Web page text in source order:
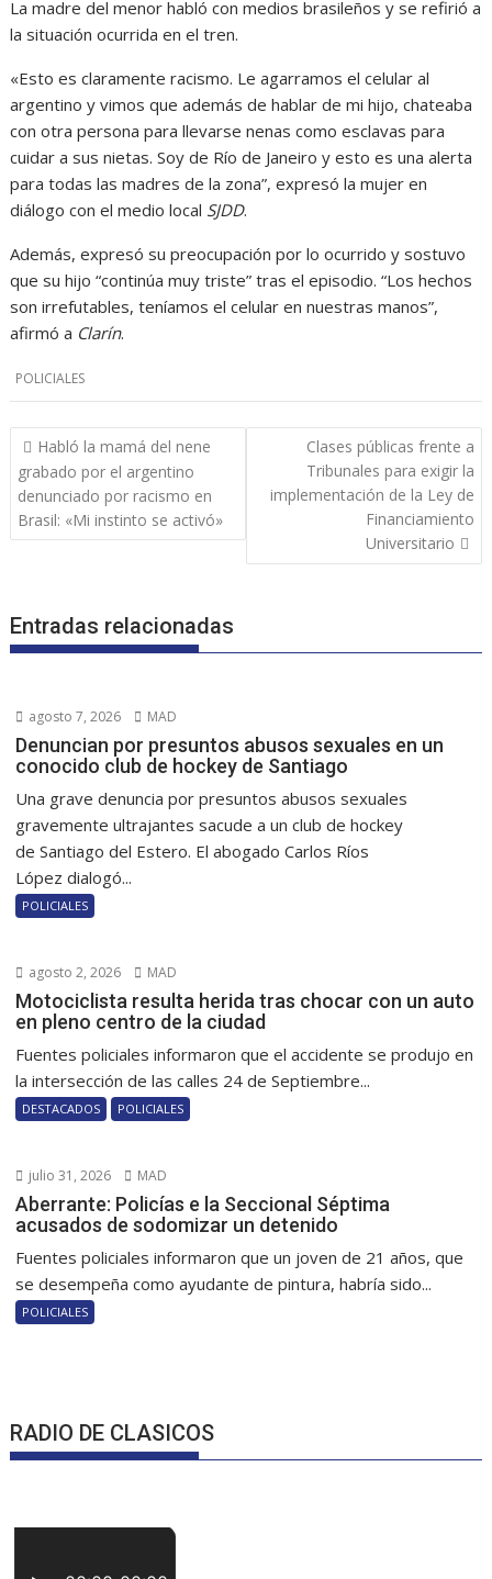
La madre del menor habló con medios brasileños y se refirió a
la situación ocurrida en el tren.
«Esto es claramente racismo. Le agarramos el celular al
argentino y vimos que además de hablar de mi hijo, chateaba
con otra persona para llevarse nenas como esclavas para
cuidar a sus nietas. Soy de Río de Janeiro y esto es una alerta
para todas las madres de la zona”, expresó la mujer en
diálogo con el medio local SJDD.
Además, expresó su preocupación por lo ocurrido y sostuvo
que su hijo “continúa muy triste” tras el episodio. “Los hechos
son irrefutables, teníamos el celular en nuestras manos”,
afirmó a Clarín.
POLICIALES
Navegación
de
entradas
Habló la mamá del nene
grabado por el argentino
denunciado por racismo en
Brasil: «Mi instinto se activó»
Clases públicas frente a
Tribunales para exigir la
implementación de la Ley de
Financiamiento
Universitario
Entradas relacionadas
agosto 7, 2026 MAD
Denuncian por presuntos abusos sexuales en un
conocido club de hockey de Santiago
Una grave denuncia por presuntos abusos sexuales
gravemente ultrajantes sacude a un club de hockey
de Santiago del Estero. El abogado Carlos Ríos
López dialogó...
POLICIALES
agosto 2, 2026 MAD
Motociclista resulta herida tras chocar con un auto
en pleno centro de la ciudad
Fuentes policiales informaron que el accidente se produjo en
la intersección de las calles 24 de Septiembre...
DESTACADOS POLICIALES
julio 31, 2026 MAD
Aberrante: Policías e la Seccional Séptima
acusados de sodomizar un detenido
Fuentes policiales informaron que un joven de 21 años, que
se desempeña como ayudante de pintura, habría sido...
POLICIALES
RADIO DE CLASICOS